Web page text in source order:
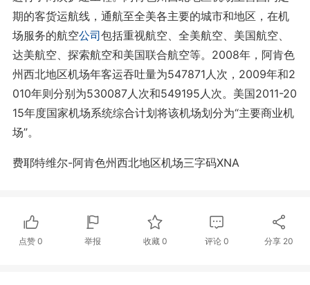
期的客货运航线，通航至全美各主要的城市和地区，在机
场服务的航空公司包括重视航空、全美航空、美国航空、
达美航空、探索航空和美国联合航空等。2008年，阿肯色
州西北地区机场年客运吞吐量为547871人次，2009年和2
010年则分别为530087人次和549195人次。美国2011-20
15年度国家机场系统综合计划将该机场划分为“主要商业机
场”。
费耶特维尔-阿肯色州西北地区机场三字码XNA
点赞0 举报 收藏 0 评论0 分享 20